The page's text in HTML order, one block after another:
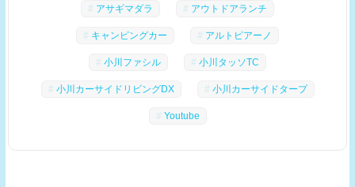
アサギマダラ アウトドアランチ
キャンピングカー アルトピアーノ
小川ファシル 小川タッソTC
小川カーサイドリビングDX 小川カーサイドタープ
Youtube